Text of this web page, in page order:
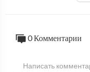
0 Комментарии